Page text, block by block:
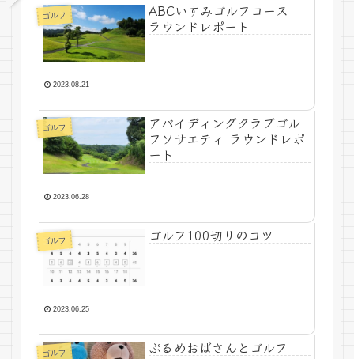
ゴルフ
ABCいすみゴルフコース
ラウンドレポート
2023.08.21
ゴルフ
アバイディングクラブゴル
フソサエティ ラウンドレポ
ート
2023.06.28
ゴルフ ゴルフ100切りのコツ
2023.06.25
ゴルフ ぷるめおばさんとゴルフ